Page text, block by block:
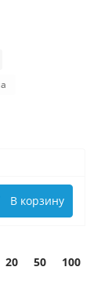
В корзину
20 50 100